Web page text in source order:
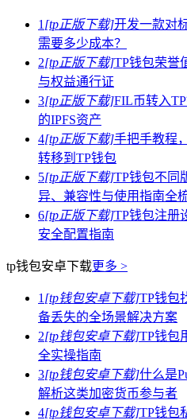
1 [tp正版下载]开发一款对
需要多少成本？
2[tp正版下载]TP钱包荣誉
与权益通行证
3[tp正版下载]FIL币转入
的IPFS资产
4[tp正版下载]手把手教程
转移到TP钱包
5[tp正版下载]TP钱包不同
异、兼容性与使用指南全
6[tp正版下载]TP钱包注册
安全配置指南
tp钱包安卓下载更多 >
1 [tp钱包安卓下载]TP钱包
备丢失的全场景解决方案
2[tp钱包安卓下载]TP钱包
全实操指南
3[tp钱包安卓下载]什么是
解析这类加密货币参与者
4[tp钱包安卓下载]TP钱包